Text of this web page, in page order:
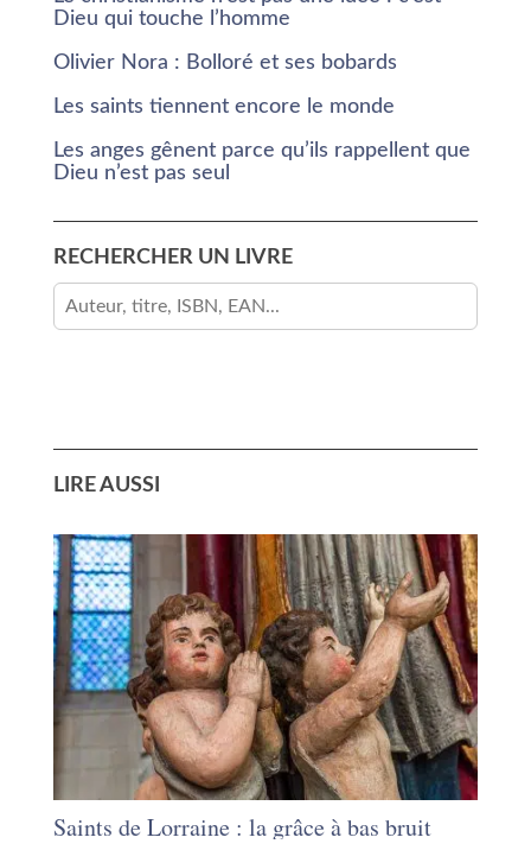
Dieu qui touche l’homme
Olivier Nora : Bolloré et ses bobards
Les saints tiennent encore le monde
Les anges gênent parce qu’ils rappellent que
Dieu n’est pas seul
RECHERCHER UN LIVRE
LIRE AUSSI
Saints de Lorraine : la grâce à bas bruit